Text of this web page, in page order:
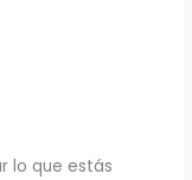
lo que estás